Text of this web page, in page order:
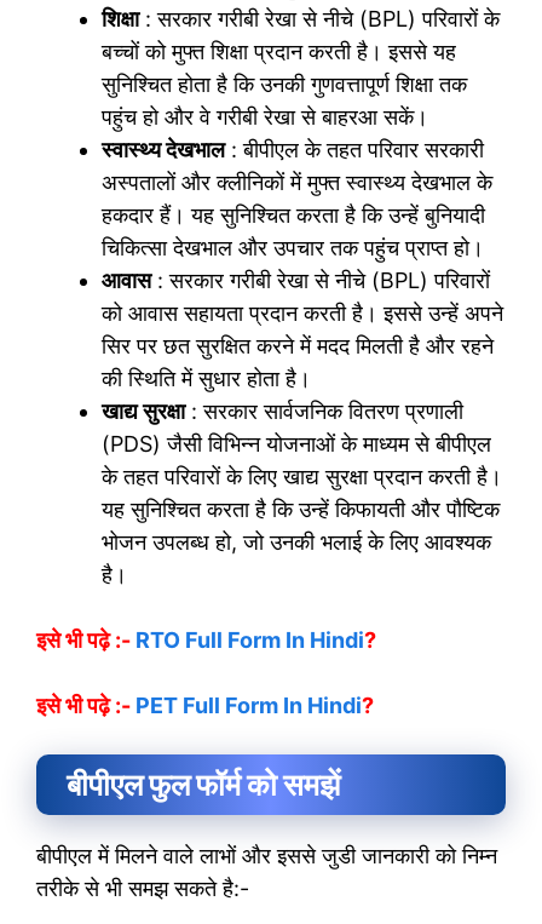
शिक्षा: सरकार गरीबी रेखा से नीचे (BPL) परिवारों के
बच्चों को मुफ्त शिक्षा प्रदान करती है। इससे यह
सुनिश्चित होता है कि उनकी गुणवत्तापूर्ण शिक्षा तक
पहुंच हो और वे गरीबी रेखा से बाहरआ सकें।
स्वास्थ्य देखभाल: बीपीएल के तहत परिवार सरकारी
अस्पतालों और क्लीनिकों में मुफ्त स्वास्थ्य देखभाल के
हकदार हैं। यह सुनिश्चित करता है कि उन्हें बुनियादी
चिकित्सा देखभाल और उपचार तक पहुंच प्राप्त हो।
आवास: सरकार गरीबी रेखा से नीचे (BPL) परिवारों
को आवास सहायता प्रदान करती है। इससे उन्हें अपने
सिर पर छत सुरक्षित करने में मदद मिलती है और रहने
की स्थिति में सुधार होता है।
खाद्य सुरक्षा: सरकार सार्वजनिक वितरण प्रणाली
(PDS) जैसी विभिन्न योजनाओं के माध्यम से बीपीएल
के तहत परिवारों के लिए खाद्य सुरक्षा प्रदान करती है।
यह सुनिश्चित करता है कि उन्हें किफायती और पौष्टिक
भोजन उपलब्ध हो, जो उनकी भलाई के लिए आवश्यक
है।
इसे भी पढ़े :- RTO Full Form In Hindi?
इसे भी पढ़े :- PET Full Form In Hindi?
बीपीएल फुल फॉर्म को समझें
बीपीएल में मिलने वाले लाभों और इससे जुडी जानकारी को निम्न
तरीके से भी समझ सकते है:-